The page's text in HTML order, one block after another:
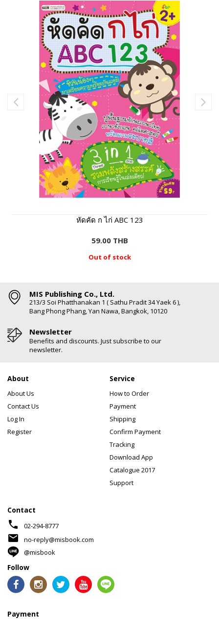
หัดคัด ก ไก่ ABC 123
59.00 THB
Out of stock
MIS Publishing Co., Ltd.
213/3 Soi Phatthanakan 1 ( Sathu Pradit 34 Yaek 6 ),
Bang Phong Phang, Yan Nawa, Bangkok, 10120
Newsletter
Benefits and discounts. Just subscribe to our
newsletter.
About
About Us
Contact Us
Log In
Register
Service
How to Order
Payment
Shipping
Confirm Payment
Tracking
Download App
Catalogue 2017
Support
Contact
phone 02-294-8777
mail
no-reply@misbook.com
@misbook
Follow
Payment